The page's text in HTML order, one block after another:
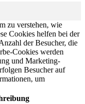
zu verstehen, wie
Cookies helfen bei der
der Besucher, die
Cookies werden
und Marketing-
Besucher auf
um